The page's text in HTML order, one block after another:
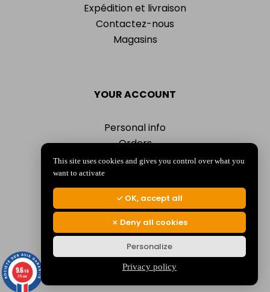
Expédition et livraison
Contactez-nous
Magasins
YOUR ACCOUNT
Personal info
Orders
Addresses
My alerts
© 2026 La Jocondienne
Politique de confidentialité
This site uses cookies and gives you control over what you
want to activate
OK, accept all
Deny all cookies
Personalize
Privacy policy
9.6/10
375 avis